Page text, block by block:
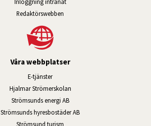
Inloggning intranät
Redaktörswebben
Våra webbplatser
E-tjänsterLänk till annan webbplats, öppnas i
Hjalmar StrömerskolanLänk till annan webbplats,
Strömsunds energi ABLänk till annan webbplats,
Strömsunds hyresbostäder ABLänk till annan
Strömsund turism